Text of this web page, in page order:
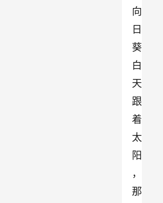
向
日
葵
白
天
跟
着
太
阳
，
那